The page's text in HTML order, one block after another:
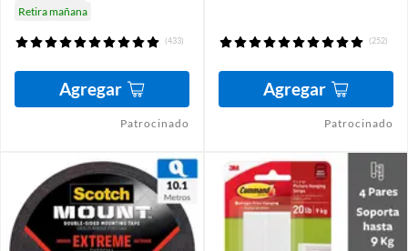
Retira mañana
(433)
Agregar
Patrocinado
(252)
Agregar
Patrocinado